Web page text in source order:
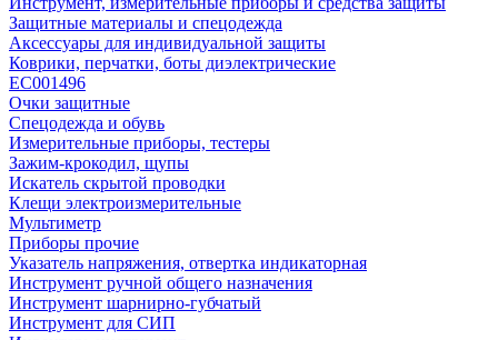
Защитные материалы и спецодежда
Аксессуары для индивидуальной защиты
Коврики, перчатки, боты диэлектрические
EC001496
Очки защитные
Спецодежда и обувь
Измерительные приборы, тестеры
Зажим-крокодил, щупы
Искатель скрытой проводки
Клещи электроизмерительные
Мультиметр
Приборы прочие
Указатель напряжения, отвертка индикаторная
Инструмент ручной общего назначения
Инструмент шарнирно-губчатый
Инструмент для СИП